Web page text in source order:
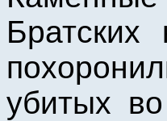
убитых